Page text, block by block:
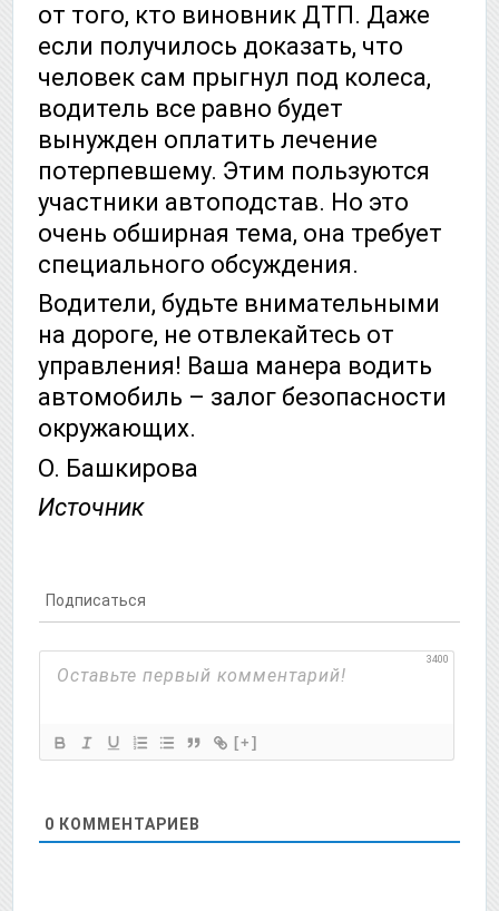
от того, кто виновник ДТП. Даже
если получилось доказать, что
человек сам прыгнул под колеса,
водитель все равно будет
вынужден оплатить лечение
потерпевшему. Этим пользуются
участники автоподстав. Но это
очень обширная тема, она требует
специального обсуждения.
Водители, будьте внимательными
на дороге, не отвлекайтесь от
управления! Ваша манера водить
автомобиль – залог безопасности
окружающих.
О. Башкирова
Источник
Подписаться
3400
[+]
0 КОММЕНТАРИЕВ